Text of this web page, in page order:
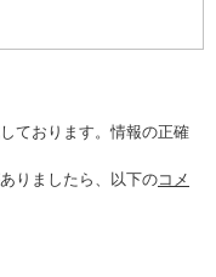
ております。情報の正確
りましたら、以下のコメ